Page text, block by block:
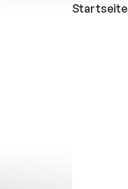
Startseite